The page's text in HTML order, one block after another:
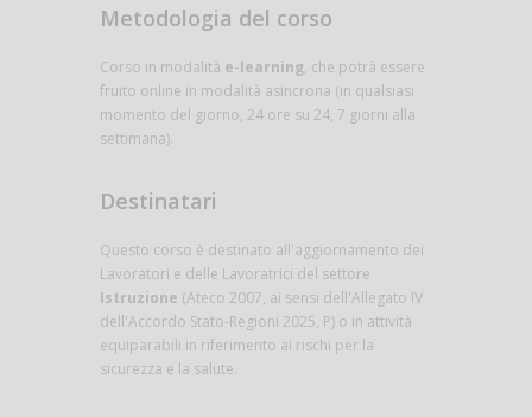
Metodologia del corso
Corso in modalità e-learning, che potrà essere
fruito online in modalità asincrona (in qualsiasi
momento del giorno, 24 ore su 24, 7 giorni alla
settimana).
Destinatari
Questo corso è destinato all'aggiornamento dei
Lavoratori e delle Lavoratrici del settore
Istruzione (Ateco 2007, ai sensi dell'Allegato IV
dell'Accordo Stato-Regioni 2025, P) o in attività
equiparabili in riferimento ai rischi per la
sicurezza e la salute.